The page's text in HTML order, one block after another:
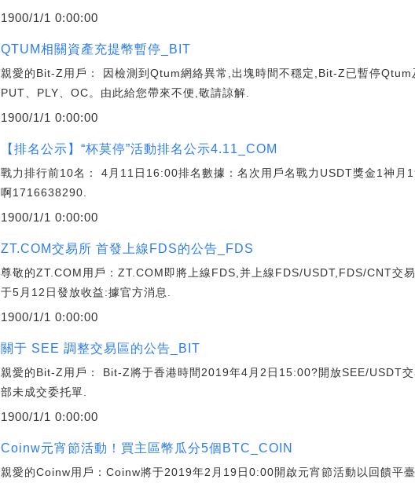
1900/1/1 0:00:00
QTUM相關資產充提幣暫停_BIT
親愛的Bit-Z用戶： 因檢測到Qtum網絡異常,出塊時間不穩定,Bit-Z已暫停Qtum
PUT、PLY、OC。由此給您帶來不便,敬請諒解.
1900/1/1 0:00:00
【排名公示】“杯莫停”活動排名公示4.11_COM
戰力排行前10名： 4月11日16:00排名數據：名次用戶名戰力USDT獎金1神
啊1716638290.
1900/1/1 0:00:00
ZT.COM交易所 首發上線FDS的公告_FDS
尊敬的ZT.COM用戶：ZT.COM即將上線FDS,并上線FDS/USDT,FDS/CNT交
于5月12日發放收益:據官方消息.
1900/1/1 0:00:00
關于 SEE 調整交易區的公告_BIT
親愛的Bit-Z用戶： Bit-Z將于香港時間2019年4月2日15:00?開放SEE/USDT
部未成交委托單.
1900/1/1 0:00:00
Coinw元宵節活動！買主區幣瓜分5個BTC_COIN
親愛的Coinw用戶：Coinw將于2019年2月19日0:00開啟元宵節活動以回饋平